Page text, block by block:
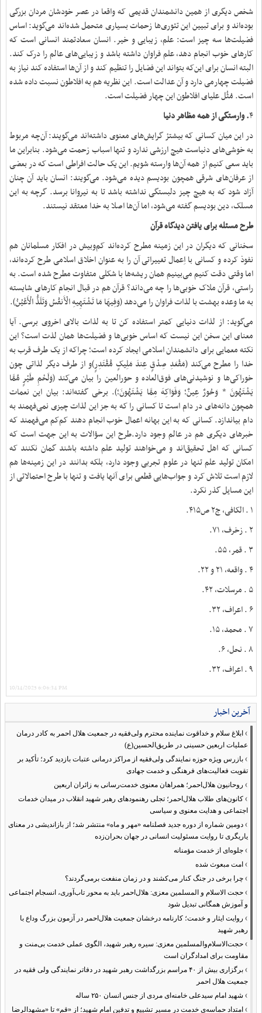
شخص دیگری از همین دانشمندان قدیمی که واقعا در عصر خودشان مردان بزرگی
بوده‌اند و برای تبیین این تئوری‌ها زحمات بسیاری متحمل شده‌اند می‌گوید: اساس
فضیلت‌ها سه چیز است: علم، زیبایی و خیر. انسان سعادتمند انسانی است که
کارهای خوب انجام دهد، علم فراوان داشته باشد و زیبایی‌های عالم را درک کند.
البته انسان برای این‌که بتواند این فضایل را تنظیم کند و از آن‌ها استفاده کند نیاز به
فضیلت چهارمی دارد و آن عدالت است. این نظریه هم به افلاطون نسبت داده شده
است. مُثُل علیای افلاطون این چهار فضیلت است.
۴. وارستگی از همه مظاهر دنیا
در این میان کسانی که بیشترْ گرایش‌های معنوی داشته‌اند می‌گویند: آن‌چه مربوط
به خوشی‌های دنیاست هیچ ارزشی ندارد و تنها اسباب زحمت می‌شود. بنابراین ما
باید سعی کنیم از همه آن‌ها وارسته شویم. این یک حالت افراطی‌ است که در بعضی
از عرفان‌های شرقی همچون بودیسم دیده می‌شود. می‌گویند: انسان باید آن چنان
آزاد شود که به هیچ چیز دلبستگی نداشته باشد تا به نیروانا برسد. گرچه به این
مسلک، دین بودیسم گفته می‌شود، اما آن‌ها اصلا به خدا معتقد نیستند.
طرح مسئله برای یافتن دیدگاه قرآن
سخنانی که دیگران در این زمینه مطرح کرده‌اند کم‌وبیش در افکار مسلمانان هم
نفوذ کرده و کسانی با اِعمال تغییراتی آن را به عنوان اخلاق اسلامی طرح کرده‌اند،
اما وقتی دقت کنیم می‌بینیم همان ریشه‌ها با شکلی متفاوت مطرح شده است. به
راستی، قرآن ملاک خوبی‌ها را چه می‌داند؟ قرآن هم در قبال انجام کارهای شایسته
به ما وعده بهشت با لذات فراوان را می‌دهد (وَفِیهَا مَا تَشْتَهِیهِ الْأَنفُسُ وَتَلَذُّ الْأَعْیُنُ).
می‌گوید: از لذات دنیایی کمتر استفاده کن تا به لذات بالای اخروی برسی. آیا
معنای این سخن این نیست که اساس خوبی‌ها و فضیلت‌ها همان لذت است؟ این
نکته معمایی برای دانشمندان اسلامی ایجاد کرده است؛ چراکه از یک طرف قرب به
خدا را مطرح می‌کند (مَقْعَدِ صِدْقٍ عِندَ مَلِیکٍ مُّقْتَدِرٍ)و از طرف دیگر لذاتی چون
خوراکی‌ها و نوشیدنی‌های فوق‌العاده و حورالعین را بیان می‌کند (وَلَحْمِ طَیْرٍ مِّمَّا
یَشْتَهُونَ * وَحُورٌ عِینٌ؛ وَفَوَاکِهَ مِمَّا یَشْتَهُونَ؛). برخی گفته‌اند: بیان این نعمات
همچون دانه‌های در دام است تا کسانی را که به جز این لذات چیزی نمی‌فهمند به
دام بیاندازد. کسانی که به این بهانه اعمال خوب انجام دهند کم‌کم می‌فهمند که
خبرهای دیگری هم در عالم وجود دارد.طرح این سؤالات به این جهت است که
کسانی که اهل تحقیق‌اند و می‌خواهند تولید علم داشته باشند گمان نکنند که
امکان تولید علم تنها در علوم تجربی وجود دارد، بلکه بدانند در این زمینه‌ها هم
لازم است تلاش کرد و جواب‌هایی قطعی برای آنها یافت و تنها با طرح احتمالاتی از
این مسایل گذر نکرد.
۱ . الکافی، ج۲ ص۴۱۵.
۲ . زخرف، ۷۱.
۳ . قمر، ۵۵.
۴ . واقعه، ۲۱ و ۲۲.
۵ . مرسلات، ۴۲.
۶ . اعراف، ۳۲.
۷ . محمد، ۱۵.
۸ . نحل، ۶.
۹ . اعراف، ۳۲.
10/14/2025 6:06:34 PM
آخرین اخبار
› ابلاغ سلام و خداقوت نماینده محترم ولی‌فقیه در جمعیت هلال احمر به کادر درمان
عملیات اربعین حسینی در طریق‌الحسین(ع)
› بازرس ویژه حوزه نمایندگی ولی‌فقیه از مراکز درمانی عتبات بازدید کرد؛ تأکید بر
تقویت فعالیت‌های فرهنگی و خدمت جهادی
› روحانیون هلال‌احمر؛ همراهان معنوی خدمت‌رسانی به زائران اربعین
› کانون‌های طلاب هلال‌احمر؛ تجلی رهنمودهای رهبر شهید انقلاب در میدان خدمات
اجتماعی و هدایت معنوی و سیاسی
› دومین شماره از دوره جدید فصلنامه «مهر و ماه» منتشر شد؛ از بازاندیشی در معنای
یاریگری تا روایت مسئولیت انسانی در جهان بحران‌زده
› جلوه‌ای از خدمت مؤمنانه
› امت مبعوث شده
› چرا برخی در جنگ کنار می‌کشند و در زمان منفعت برمی‌گردند؟
› حجت الاسلام و المسلمین معزی: هلال‌احمر باید به محور تاب‌آوری، انسجام اجتماعی
و آموزش همگانی تبدیل شود
› روایت ایثار و خدمت؛ کارنامه درخشان جمعیت هلال‌احمر در آزمون بزرگ وداع با
رهبر شهید
› حجت‌الاسلام‌والمسلمین معزی: سیره رهبر شهید، الگوی عملی خدمت بی‌منت و
مقاومت برای امدادگران است
›
برگزاری بیش از ۴۰ مراسم بزرگداشت رهبر شهید در دفاتر نمایندگی ولی فقیه در
جمعیت هلال احمر
› شهید امام سیدعلی خامنه‌ای مردی از جنس انسان ۲۵۰ ساله
› امتداد حماسه‌ی خدمت در مسیر تشییع و تدفین امام شهید؛ از «قم» تا «مشهدالرضا